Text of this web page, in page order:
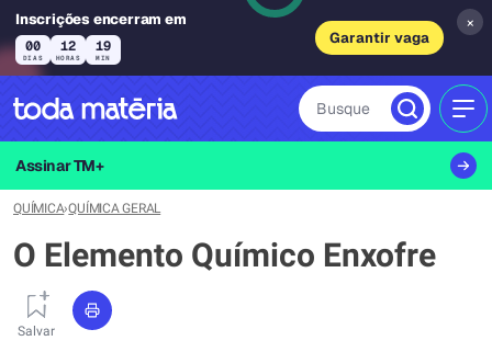
Inscrições encerram em
00
DIAS
12
HORAS
19
MIN
Garantir vaga
×
Busque
Assinar TM+
QUÍMICA›QUÍMICA GERAL
O Elemento Químico Enxofre
Salvar